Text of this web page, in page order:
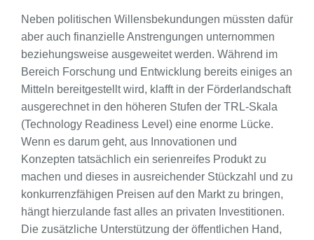
Neben politischen Willensbekundungen müssten dafür
aber auch finanzielle Anstrengungen unternommen
beziehungsweise ausgeweitet werden. Während im
Bereich Forschung und Entwicklung bereits einiges an
Mitteln bereitgestellt wird, klafft in der Förderlandschaft
ausgerechnet in den höheren Stufen der TRL-Skala
(Technology Readiness Level) eine enorme Lücke.
Wenn es darum geht, aus Innovationen und
Konzepten tatsächlich ein serienreifes Produkt zu
machen und dieses in ausreichender Stückzahl und zu
konkurrenzfähigen Preisen auf den Markt zu bringen,
hängt hierzulande fast alles an privaten Investitionen.
Die zusätzliche Unterstützung der öffentlichen Hand,